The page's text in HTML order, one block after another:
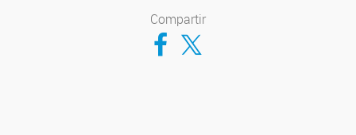
Compartir
Compartir en Facebook
Compartir en Twitter